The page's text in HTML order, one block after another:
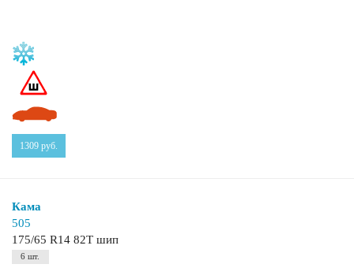
1309 руб.
Кама
505
175/65 R14 82T шип
6 шт.